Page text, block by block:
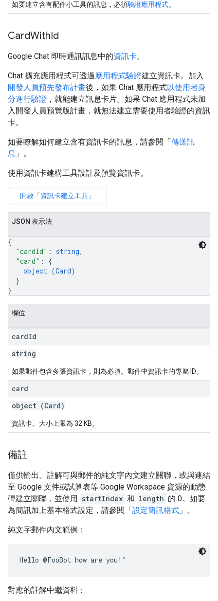
如要建立含有配件小工具的訊息，必須驗證應用程式。
CardWithId
Google Chat 即時通訊訊息中的資訊卡。
Chat 擴充應用程式可透過應用程式驗證建立資訊卡。加入
開發人員預先發布計畫後，如果 Chat 應用程式以使用者身
分進行驗證 ，就能建立訊息卡片。如果 Chat 應用程式未加
入開發人員預覽版計畫，就無法建立需要使用者驗證的資訊
卡。
如要瞭解如何建立含有資訊卡的訊息，請參閱「傳送訊
息 」。
使用資訊卡建構工具設計及預覽資訊卡。
開啟「資訊卡建立工具」
JSON 表示法
{
"cardId" : string,
"card" : {
object (Card)
}
}
欄位
cardId
string
如果郵件包含多張資訊卡，則為必填。郵件中資訊卡的專屬 ID。
card
object (Card)
資訊卡。大小上限為 32 KB。
備註
僅供輸出。註解可與郵件的純文字內文建立關聯，或與連結
至 Google 文件或試算表等 Google Workspace 資源的動態
磚建立關聯，並使用 startIndex 和 length 的 0。如要
為簡訊加上基本格式設定，請參閱「設定簡訊格式 」。
純文字郵件內文範例：
對應的註解中繼資料：